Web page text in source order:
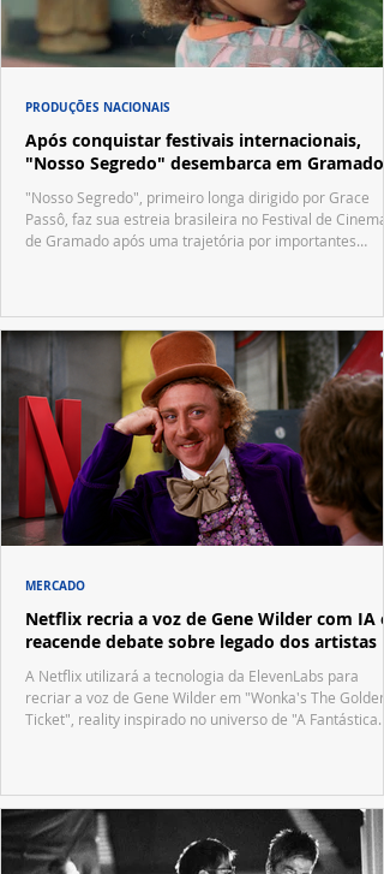
Após conquistar festivais internacionais,
"Nosso Segredo" desembarca em Gramado
"Nosso Segredo", primeiro longa dirigido por Grace
Passô, faz sua estreia brasileira no Festival de Cinema
de Gramado após uma trajetória por importantes
PRODUÇÕES NACIONAIS
Netflix recria a voz de Gene Wilder com IA e
reacende debate sobre legado dos artistas
A Netflix utilizará a tecnologia da ElevenLabs para
recriar a voz de Gene Wilder em "Wonka's The Golden
Ticket", reality inspirado no universo de "A Fantástica
MERCADO